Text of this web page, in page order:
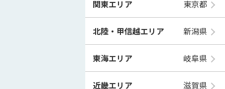
関東エリア 東京都
北陸・甲信越エリア 新潟県
東海エリア 岐阜県
近畿エリア 滋賀県